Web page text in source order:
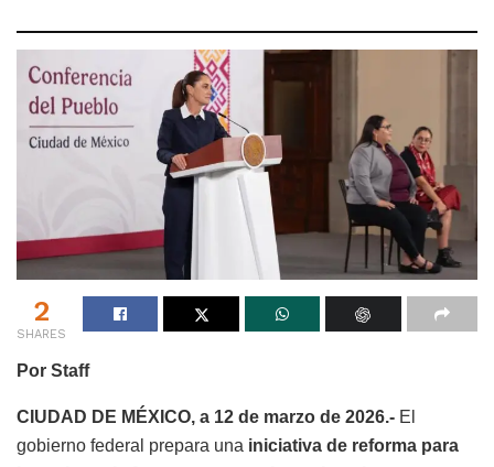
2
SHARES
Por Staff
CIUDAD DE MÉXICO, a 12 de marzo de 2026.- El
gobierno federal prepara una iniciativa de reforma para